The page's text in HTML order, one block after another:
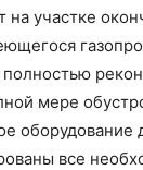
участке
мере
оборудование
все